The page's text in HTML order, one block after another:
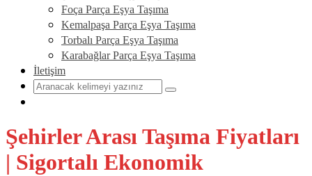
Foça Parça Eşya Taşıma
Kemalpaşa Parça Eşya Taşıma
Torbalı Parça Eşya Taşıma
Karabağlar Parça Eşya Taşıma
İletişim
Şehirler Arası Taşıma Fiyatları
| Sigortalı Ekonomik